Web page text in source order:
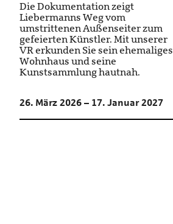
Die Dokumentation zeigt
Liebermanns Weg vom
umstrittenen Außenseiter zum
gefeierten Künstler. Mit unserer
VR erkunden Sie sein ehemaliges
Wohnhaus und seine
Kunstsammlung hautnah.
26. März 2026 – 17. Januar 2027